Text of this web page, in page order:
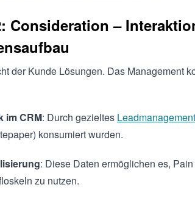
Consideration –
der Kunde Lösungen. Das Management
im CRM: Durch gezieltes Leadmanagement
konsumiert wurden.
: Diese Daten ermöglichen es,
zu nutzen.